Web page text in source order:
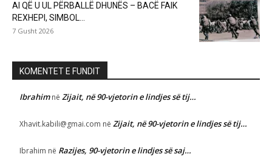
AI QË U UL PËRBALLË DHUNËS – BACË FAIK
REXHEPI, SIMBOL...
7 Gusht 2026
KOMENTET E FUNDIT
Ibrahimnë Zijait, në 90-vjetorin e lindjes së tij…
Xhavit.kabili@gmai.com në Zijait, në 90-vjetorin e lindjes së tij…
Ibrahim në Razijes, 90-vjetorin e lindjes së saj…